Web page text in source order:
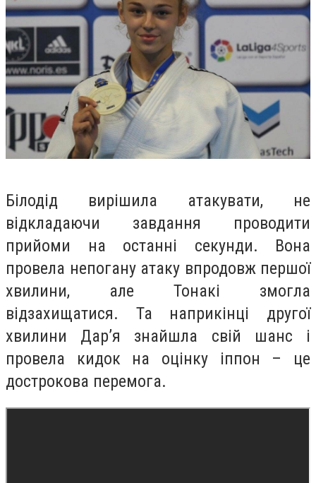
Білодід вирішила атакувати, не
відкладаючи завдання проводити
прийоми на останні секунди. Вона
провела непогану атаку впродовж першої
хвилини, але Тонакі змогла
відзахищатися. Та наприкінці другої
хвилини Дар’я знайшла свій шанс і
провела кидок на оцінку іппон – це
дострокова перемога.